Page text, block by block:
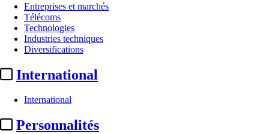
Entreprises et marchés
Télécoms
Technologies
Industries techniques
Diversifications
International
International
Personnalités